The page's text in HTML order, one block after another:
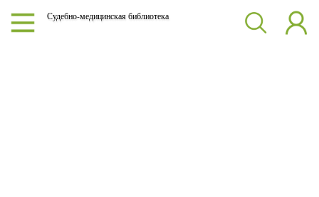
Судебно-медицинская библиотека